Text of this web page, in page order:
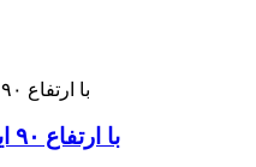
کیک به شکل W با ارتفاع ۹۰ اینچ